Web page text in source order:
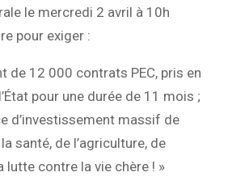
le mercredi 2 avril à 10h
pour exiger :
de 12 000 contrats PEC, pris en
pour une durée de 11 mois ;
d’investissement massif de
santé, de l’agriculture, de
lutte contre la vie chère ! »